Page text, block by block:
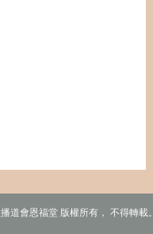
道會恩福堂 版權所有， 不得轉載。